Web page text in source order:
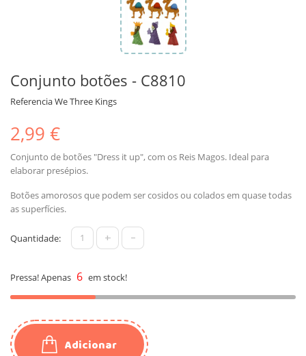
Conjunto botões - C8810
ReferenciaWe Three Kings
2,99 €
Conjunto de botões "Dress it up", com os Reis Magos. Ideal para
elaborar presépios.
Botões amorosos que podem ser cosidos ou colados em quase todas
as superfícies.
Quantidade: + -
Pressa! Apenas 6 em stock!
Adicionar